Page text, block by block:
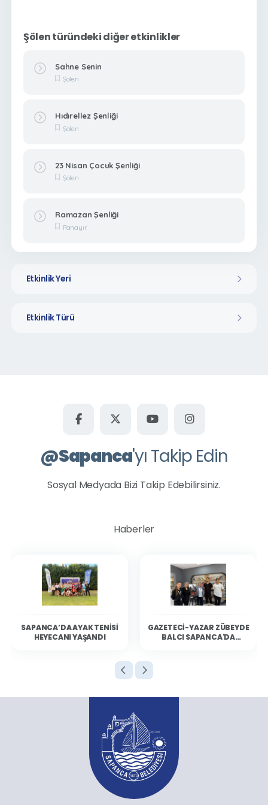
Etkinlik Yeri
Etkinlik Türü
Şölen türündeki diğer etkinlikler
Sahne Senin
Şölen
Hıdırellez Şenliği
Şölen
23 Nisan Çocuk Şenliği
Şölen
Ramazan Şenliği
Panayır
@Sapanca'yı Takip Edin
Sosyal Medyada Bizi Takip Edebilirsiniz.
Haberler
SAPANCA’DA AYAK TENISI
HEYECANI YAŞANDI
GAZETECI-YAZAR ZÜBEYDE
BALCI SAPANCA'DA